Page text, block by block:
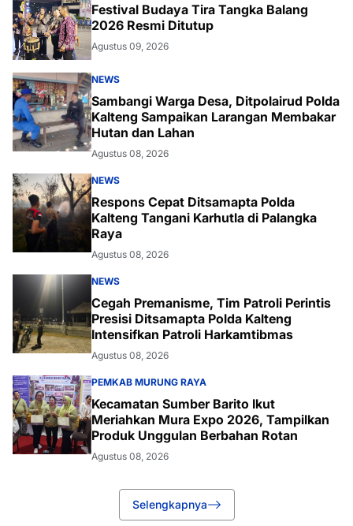
Festival Budaya Tira Tangka Balang
2026 Resmi Ditutup
Agustus 09, 2026
NEWS
Sambangi Warga Desa, Ditpolairud Polda
Kalteng Sampaikan Larangan Membakar
Hutan dan Lahan
Agustus 08, 2026
NEWS
Respons Cepat Ditsamapta Polda
Kalteng Tangani Karhutla di Palangka
Raya
Agustus 08, 2026
NEWS
Cegah Premanisme, Tim Patroli Perintis
Presisi Ditsamapta Polda Kalteng
Intensifkan Patroli Harkamtibmas
Agustus 08, 2026
PEMKAB MURUNG RAYA
Kecamatan Sumber Barito Ikut
Meriahkan Mura Expo 2026, Tampilkan
Produk Unggulan Berbahan Rotan
Agustus 08, 2026
Selengkapnya